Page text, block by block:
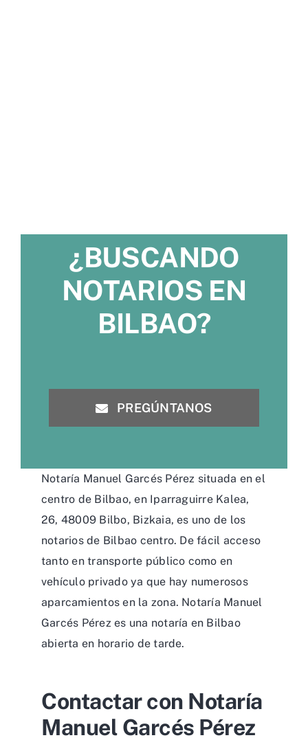
¿BUSCANDO
NOTARIOS EN
BILBAO?
PREGÚNTANOS
Notaría Manuel Garcés Pérez situada en el
centro de Bilbao, en Iparraguirre Kalea,
26, 48009 Bilbo, Bizkaia, es uno de los
notarios de Bilbao centro. De fácil acceso
tanto en transporte público como en
vehículo privado ya que hay numerosos
aparcamientos en la zona. Notaría Manuel
Garcés Pérez es una notaría en Bilbao
abierta en horario de tarde.
Contactar con Notaría
Manuel Garcés Pérez